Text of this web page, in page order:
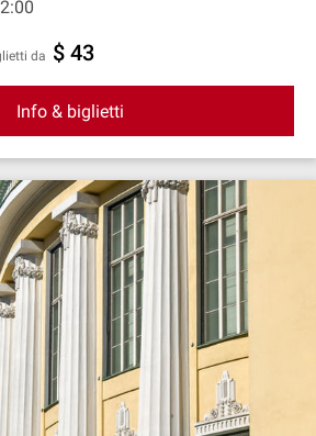
da $ 43
Info & biglietti